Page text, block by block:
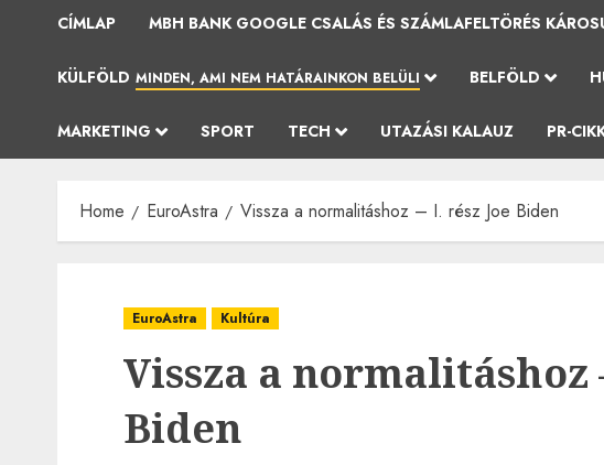
CÍMLAP MBH BANK GOOGLE CSALÁS ÉS SZÁMLAFELTÖRÉS
KÜLFÖLD MINDEN, AMI NEM HATÁRAINKON BELÜLI BELFÖLD
MARKETING SPORT TECH UTAZÁSI KALAUZ PR-
Home EuroAstra Vissza a normalitáshoz – I. rész Joe Biden
EuroAstra Kultúra
Vissza a normalitáshoz
Biden